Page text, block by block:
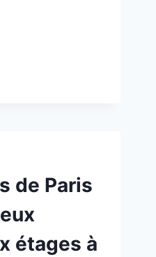
de Paris
étages à